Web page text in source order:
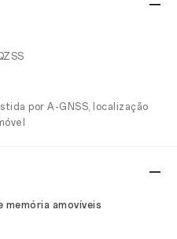
por A-GNSS, localização
amovíveis